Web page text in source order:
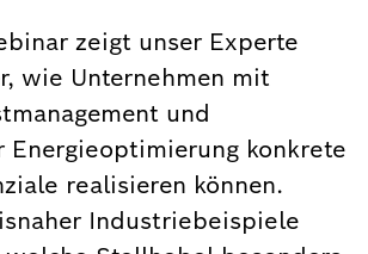
zeigt unser Experte
wie Unternehmen mit
und
konkrete
realisieren können.
Industriebeispiele